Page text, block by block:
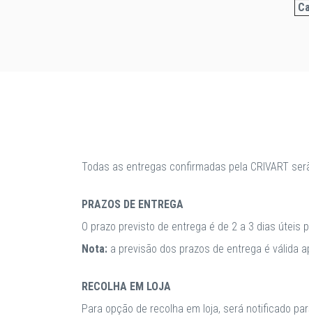
Todas as entregas confirmadas pela CRIVART
PRAZOS DE ENTREGA
O prazo previsto de entrega é de 2 a 3 dias úteis
Nota: a previsão dos prazos de entrega é válida
RECOLHA EM LOJA
Para opção de recolha em loja, será notificado